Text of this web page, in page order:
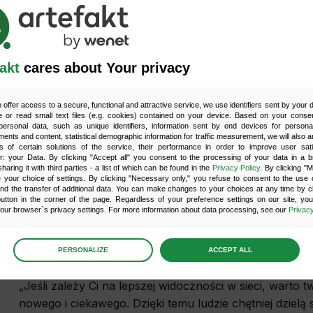
cares about Your privacy
offer access to a secure, functional and attractive service, we use identifiers sent by your
or read small text files (e.g. cookies) contained on your device. Based on your
data, such as unique identifiers, information sent by end devices for
and content, statistical demographic information for traffic measurement, we will also
of certain solutions of the service, their performance in order to improve user
your Data. By clicking "Accept all" you consent to the processing of your data in a
it with third parties - a list of which can be found in the Privacy Policy. By clicking
your choice of settings. By clicking "Necessary only," you refuse to consent to the use
the transfer of additional data. You can make changes to your choices at any time by
in the corner of the page. Regardless of your preference settings on our site,
browser`s privacy settings. For more information about data processing, see our
preferences
PERSONALIZE ACCEPT ALL
Michańcio
„Tak, oryginalność treści jest ważnym czynnikiem
które oferują wartość dodaną, a duplikowanie może
Krawiec
„ W dobie dywersyfikacji wyników, inne spojrzenie na
pierwszej dziesiątki w wyszukiwarce. Dbaj o to, by
jednocześnie wartość dla użytkownika. „
Paweł Konopiński
„Jeśli zależy Ci na lepszej widoczności w sieci, warto
nowego i ciekawego. Dzięki temu ludzie chętniej